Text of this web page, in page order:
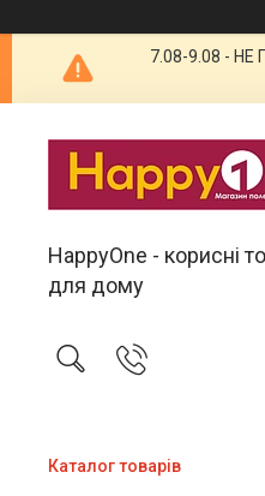
7.08-9.08 - НЕ
HappyOne - корисні
для дому
Каталог товарів